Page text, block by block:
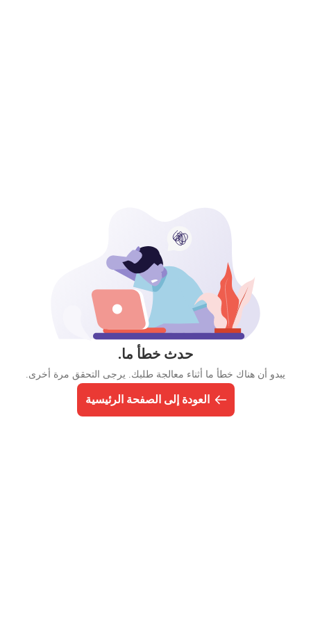
حدث خطأ ما.
يبدو أن هناك خطأ ما أثناء معالجة طلبك. يرجى التحقق مرة أخرى.
العودة إلى الصفحة الرئيسية